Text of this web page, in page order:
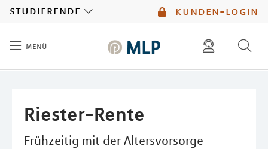
kunden-login
studierende
menü
Riester-Rente
Frühzeitig mit der Altersvorsorge